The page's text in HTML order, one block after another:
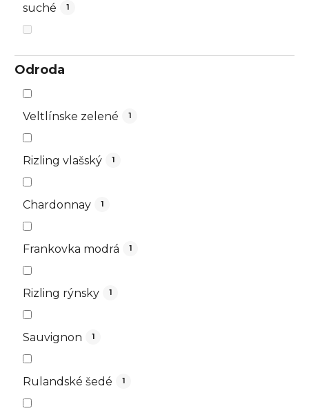
suché 1
Odroda
Veltlínske zelené 1
Rizling vlašský 1
Chardonnay 1
Frankovka modrá 1
Rizling rýnsky 1
Sauvignon 1
Rulandské šedé 1